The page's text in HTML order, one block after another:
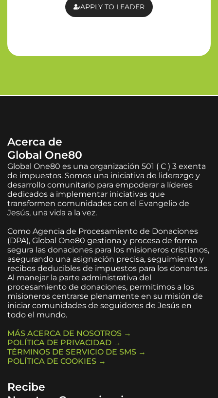
APPLY TO LEADER
Acerca de
Global One80
Global One80 es una organización 501 ( C ) 3 exenta
de impuestos. Somos una iniciativa de liderazgo y
desarrollo comunitario para empoderar a líderes
dedicados a implementar iniciativas que
transformen comunidades con el Evangelio de
Jesús, una vida a la vez.
Como Agencia de Procesamiento de Donaciones
(DPA), Global One80 gestiona y procesa de forma
segura las donaciones para los misioneros cristianos,
asegurando una asignación precisa, seguimiento y
recibos deducibles de impuestos para los donantes.
Al manejar la parte administrativa del
procesamiento de donaciones, permitimos a los
misioneros centrarse plenamente en su misión de
iniciar comunidades de seguidores de Jesús en
todo el mundo.
MÁS ACERCA DE NOSOTROS →
POLÍTICA DE PRIVACIDAD →
TÉRMINOS DE SERVICIO DE SMS →
POLÍTICA DE COOKIES →
Recibe